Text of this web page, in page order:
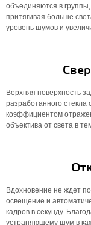
объединяются в
притягивая больше
уровень шумов и
Верхняя поверхность
разработанного
коэффициентом
объектива от света в
Вдохновение не ждет
освещение и
кадров в секунду.
устраняющему шум в